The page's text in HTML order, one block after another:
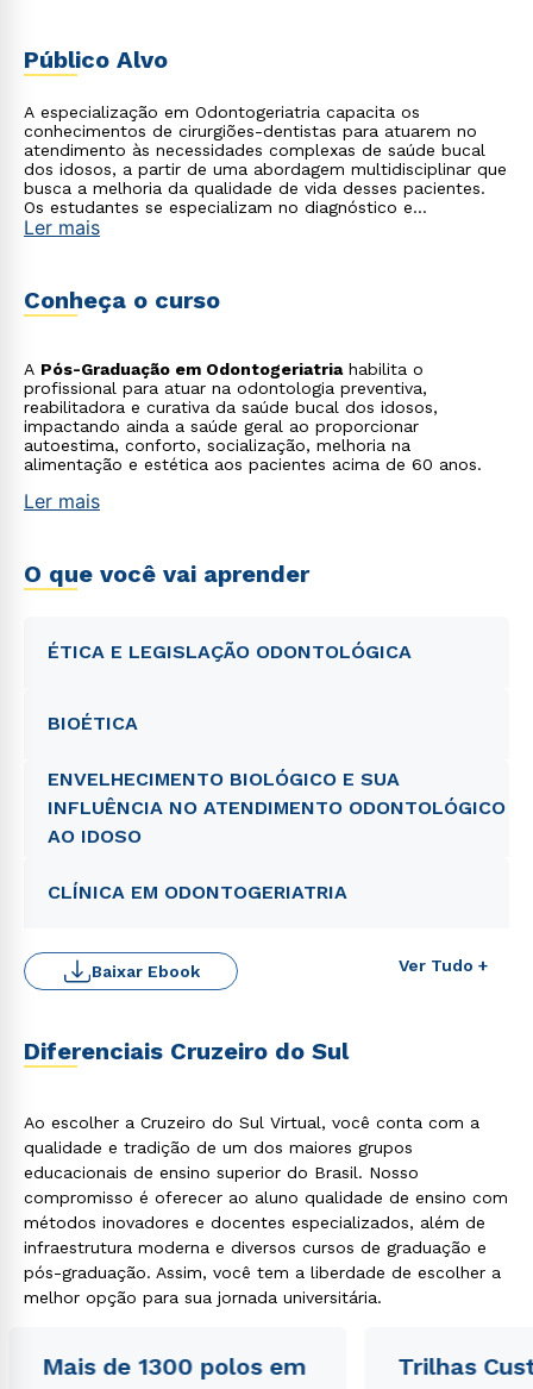
Público Alvo
A especialização em Odontogeriatria capacita os
conhecimentos de cirurgiões-dentistas para atuarem no
atendimento às necessidades complexas de saúde bucal
dos idosos, a partir de uma abordagem multidisciplinar que
busca a melhoria da qualidade de vida desses pacientes.
Os estudantes se especializam no diagnóstico e
tratamento da saúde bucal dos pacientes idosos, que
capacidade de apurar o olhar para tais fatores, visto que
existe uma relação mútua e complexa entre saúde bucal e
deficiências.
Ler mais
Conheça o curso
A Pós-Graduação em Odontogeriatriahabilita o
profissional para atuar na odontologia preventiva,
reabilitadora e curativa da saúde bucal dos idosos,
impactando ainda a saúde geral ao proporcionar
autoestima, conforto, socialização, melhoria na
alimentação e estética aos pacientes acima de 60 anos.
Ler mais
O que você vai aprender
ÉTICA E LEGISLAÇÃO ODONTOLÓGICA
BIOÉTICA
ENVELHECIMENTO BIOLÓGICO E SUA
INFLUÊNCIA NO ATENDIMENTO ODONTOLÓGICO
AO IDOSO
CLÍNICA EM ODONTOGERIATRIA
Ver Tudo +
Baixar Ebook
Diferenciais Cruzeiro do Sul
Ao escolher a Cruzeiro do Sul Virtual, você conta com a
qualidade e tradição de um dos maiores grupos
educacionais de ensino superior do Brasil. Nosso
compromisso é oferecer ao aluno qualidade de ensino com
métodos inovadores e docentes especializados, além de
infraestrutura moderna e diversos cursos de graduação e
pós-graduação. Assim, você tem a liberdade de escolher a
melhor opção para sua jornada universitária.
Mais de 1300 polos em
Trilhas